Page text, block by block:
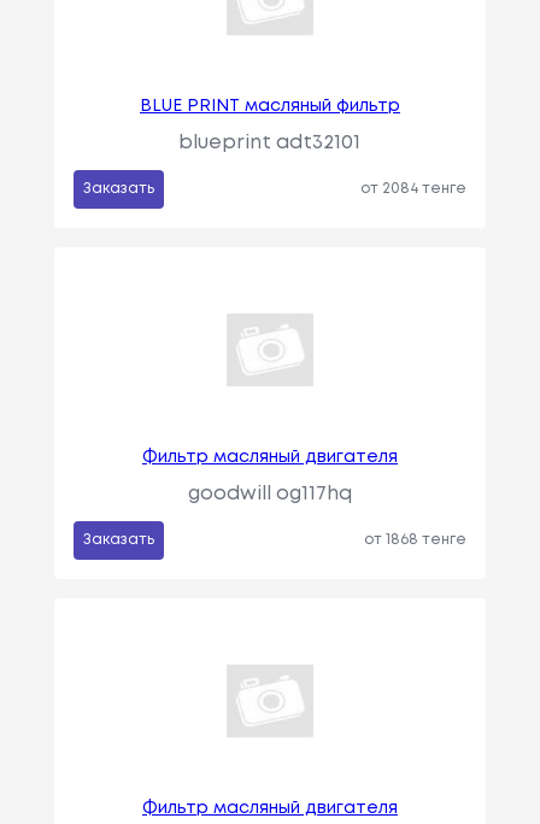
BLUE PRINT масляный фильтр
blueprint adt32101
Заказать от 2084 тенге
Фильтр масляный двигателя
goodwill og117hq
Заказать от 1868 тенге
Фильтр масляный двигателя